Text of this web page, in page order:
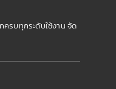
ครบทุกระดับใช้งาน จัด